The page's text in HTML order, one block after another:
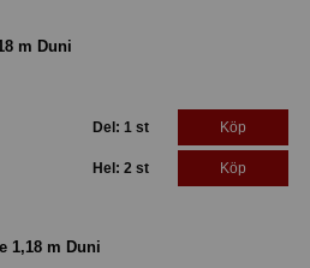
m Duni
Del: 1 st Köp
Hel: 2 st Köp
1,18 m Duni